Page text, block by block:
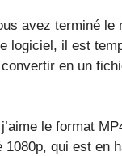
avez terminé le
logiciel, il est
en un
le format
1080p, qui est en